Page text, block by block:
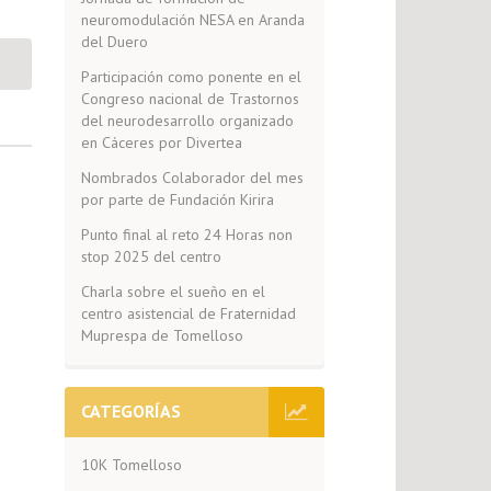
neuromodulación NESA en Aranda
del Duero
Participación como ponente en el
Congreso nacional de Trastornos
del neurodesarrollo organizado
en Cáceres por Divertea
Nombrados Colaborador del mes
por parte de Fundación Kirira
Punto final al reto 24 Horas non
stop 2025 del centro
Charla sobre el sueño en el
centro asistencial de Fraternidad
Muprespa de Tomelloso
CATEGORÍAS
10K Tomelloso